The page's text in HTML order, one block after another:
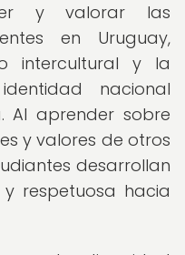
y valorar las
en Uruguay,
intercultural y la
nacional
Al aprender sobre
y valores de otros
desarrollan
respetuosa hacia